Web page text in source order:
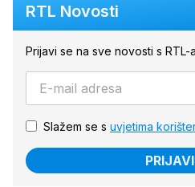
RTL Novosti
Prijavi se na sve novosti s RTL-
Slažem se s uvjetima